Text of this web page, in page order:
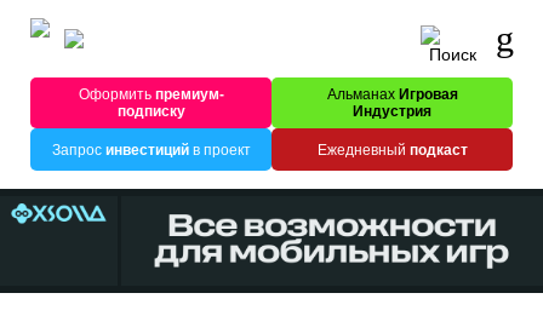
Оформитьпремиум-
подписку
Альманах Игровая
Индустрия
Запрос инвестицийв проект Ежедневный подкаст